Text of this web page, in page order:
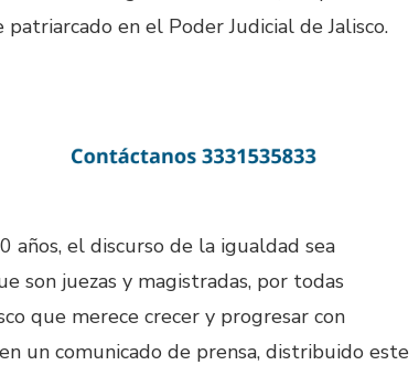
en el Poder Judicial de Jalisco.
años, el discurso de la igualdad sea
son juezas y magistradas, por todas
que merece crecer y progresar con
un comunicado de prensa, distribuido este